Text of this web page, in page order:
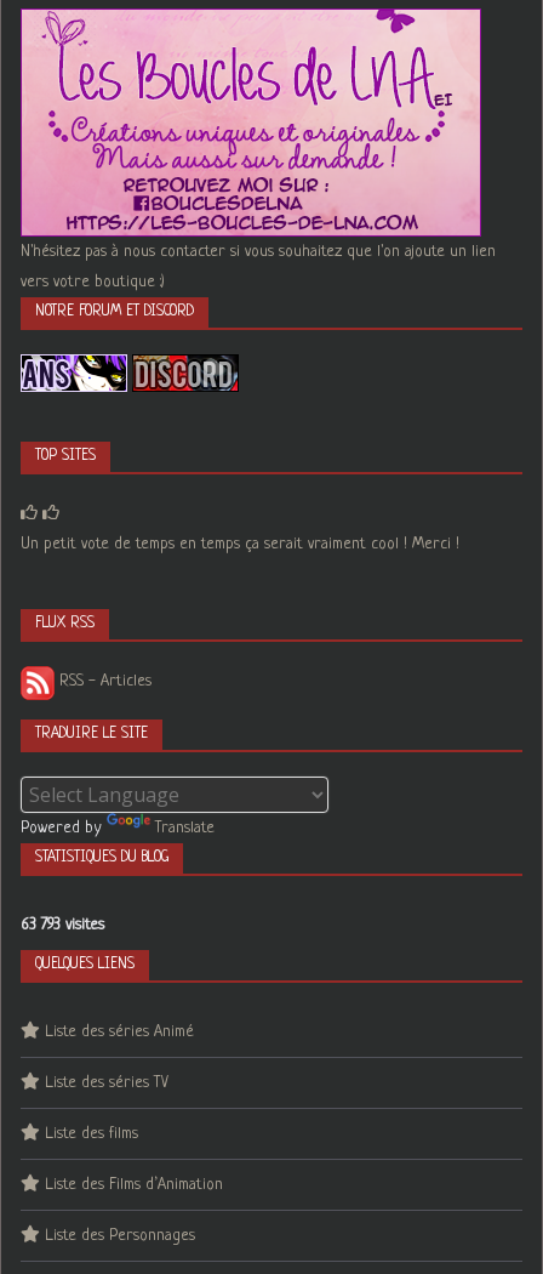
N'hésitez pas à nous contacter si vous souhaitez que l'on ajoute un lien
vers votre boutique :)
NOTRE FORUM ET DISCORD
TOP SITES
Un petit vote de temps en temps ça serait vraiment cool ! Merci !
FLUX RSS
RSS - Articles
TRADUIRE LE SITE
Powered by Translate
STATISTIQUES DU BLOG
63 793 visites
QUELQUES LIENS
Liste des séries Animé
Liste des séries TV
Liste des films
Liste des Films d’Animation
Liste des Personnages